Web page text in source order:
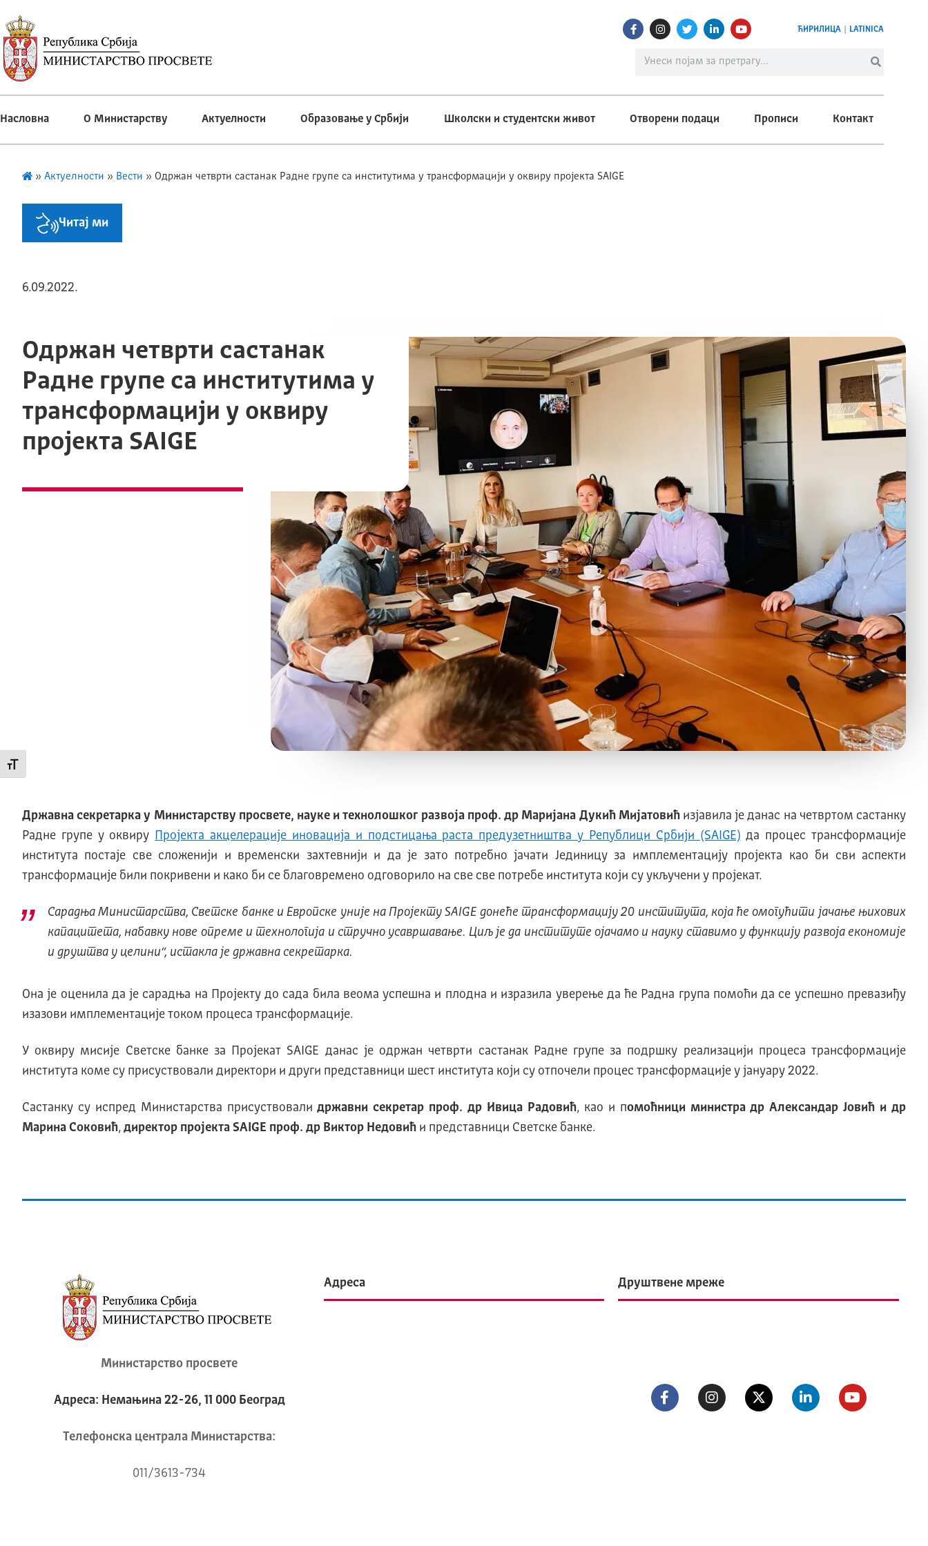
Промени величину слова
ЋИРИЛИЦА LATINICA
Насловна О Министарству Актуелности Образовање у Србији Школски и студентски живот Отворени подаци Прописи Контакт
» Актуелности » Вести » Одржан четврти састанак Радне групе са институтима у трансформацији у оквиру пројекта SAIGE
Читај ми
6.09.2022.
Одржан четврти састанак
Радне групе са институтима у
трансформацији у оквиру
пројекта SAIGE
Државна секретарка у Mинистарству просвете, науке и технолошког развоја проф. др Маријана Дукић Мијатовићизјавила је данас на четвртом састанку
Радне групе у оквиру
Пројекта акцелерације иновација и подстицања раста предузетништва у Републици Србији (SAIGE) да процес трансформације
института постаје све сложенији и временски захтевнији и да је зато потребно јачати Јединицу за имплементацију пројекта као би сви аспекти
трансформације били покривени и како би се благовремено одговорило на све све потребе института који су укључени у пројекат.
Сарадња Министарства, Светске банке и Европске уније на Пројекту SAIGE донеће трансформацију 20 института, која ће омогућити јачање њихових
капацитета, набавку нове опреме и технологија и стручно усавршавање. Циљ је да институте ојачамо и науку ставимо у функцију развоја економије
и друштва у целини“, истакла је државна секретарка.
Она је оценила да је сарадња на Пројекту до сада била веома успешна и плодна и изразила уверење да ће Радна група помоћи да се успешно превазиђу
изазови имплементације током процеса трансформације.
У оквиру мисије Светске банке за Пројекат SAIGE данас је одржан четврти састанак Радне групе за подршку реализацији процеса трансформације
института коме су присуствовали директори и други представници шест института који су отпочели процес трансформације у јануару 2022.
Састанку су испред Министарства присуствовалидржавни секретар проф. др Ивица Радовић, као и помоћници министра др Александар Јовић и др
Марина Соковић, директор пројекта SAIGE проф. др Виктор Недовић и представници Светске банке.
Министарство просвете
Адреса: Немањина 22-26, 11 000 Београд
Телeфонска централа Mинистарства:
011/3613-734
Адреса Друштвене мреже